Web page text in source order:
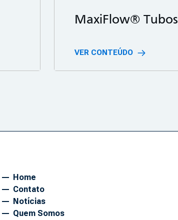
MaxiFlow® Tubos
VER CONTEÚDO
Home
Contato
Notícias
Quem Somos